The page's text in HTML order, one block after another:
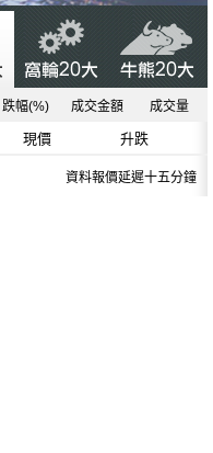
跌幅(%) 成交金額 成交量
現價 升跌
資料報價延遲十五分鐘